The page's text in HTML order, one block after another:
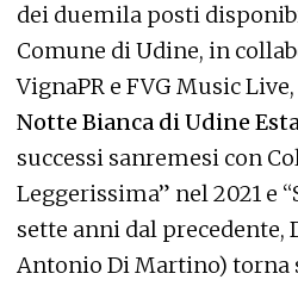
dei duemila posti
Comune di Udine, in
VignaPR e FVG Music Live,
Notte Bianca di Udine
successi sanremesi con
Leggerissima” nel 2021 e
sette anni dal precedente,
Antonio Di Martino) torna